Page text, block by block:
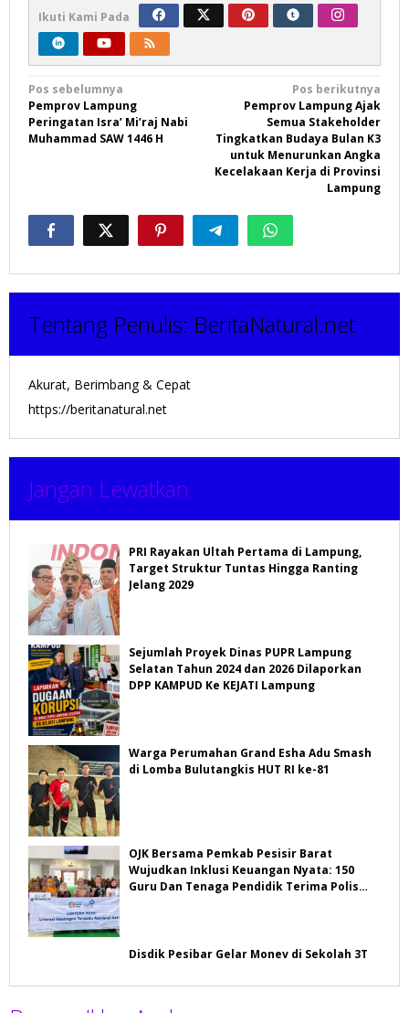
Ikuti Kami Pada
Navigasi
pos
Pos sebelumnya
Pemprov Lampung
Peringatan Isra’ Mi’raj Nabi
Muhammad SAW 1446 H
Pos berikutnya
Pemprov Lampung Ajak
Semua Stakeholder
Tingkatkan Budaya Bulan K3
untuk Menurunkan Angka
Kecelakaan Kerja di Provinsi
Lampung
Tentang Penulis: BeritaNatural.net
Akurat, Berimbang & Cepat
https://beritanatural.net
Jangan Lewatkan
PRI Rayakan Ultah Pertama di Lampung,
Target Struktur Tuntas Hingga Ranting
Jelang 2029
Sejumlah Proyek Dinas PUPR Lampung
Selatan Tahun 2024 dan 2026 Dilaporkan
DPP KAMPUD Ke KEJATI Lampung
Warga Perumahan Grand Esha Adu Smash
di Lomba Bulutangkis HUT RI ke-81
OJK Bersama Pemkab Pesisir Barat
Wujudkan Inklusi Keuangan Nyata: 150
Guru Dan Tenaga Pendidik Terima Polis
Disdik Pesibar Gelar Monev di Sekolah 3T